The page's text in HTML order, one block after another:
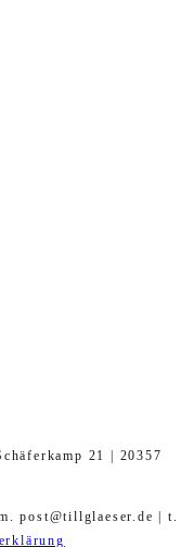
21 | 20357
post@tillglaeser.de | t.